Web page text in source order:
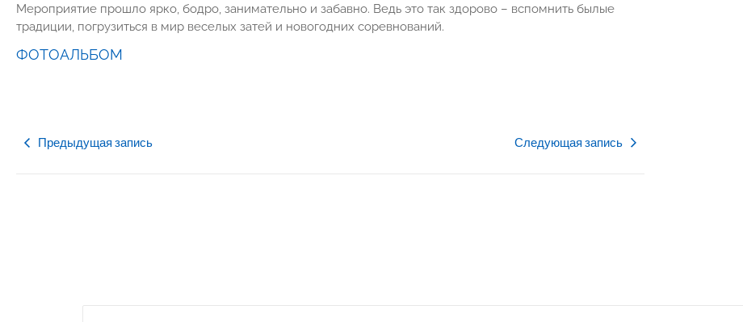
Мероприятие прошло ярко, бодро, занимательно и забавно. Ведь это так здорово – вспомнить былые
традиции, погрузиться в мир веселых затей и новогодних соревнований.
ФОТОАЛЬБОМ
Предыдущая запись Следующая запись